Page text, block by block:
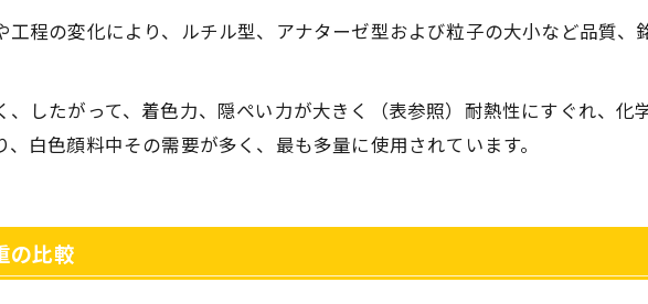
程の変化により、ルチル型、アナターゼ型および粒子の大小など品質、
したがって、着色力、隠ぺい力が大きく（表参照）耐熱性にすぐれ、化
白色顔料中その需要が多く、最も多量に使用されています。
の比較